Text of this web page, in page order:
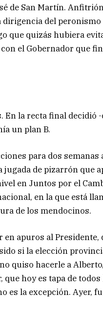
de San Martín.
dirigencia del
que quizás hubiera
el Gobernador que
En la recta final decidió
un plan B.
para dos semanas
de pizarrón que
en Juntos por el
en la que está
de los mendocinos.
en apuros al
si la elección
quiso hacerle a
hoy es tapa de
es la excepción. Ayer,